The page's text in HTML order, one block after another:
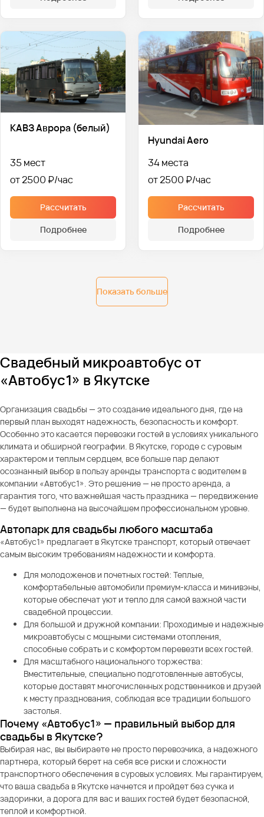
КАВЗ Аврора (белый)
35 мест
от 2500 ₽
Рассчитать
Подробнее
Hyundai Aero
34 места
от 2500 ₽
Рассчитать
Подробнее
Показать больше
Свадебный микроавтобус от
«Автобус1» в Якутске
Организация свадьбы — это создание идеального дня, где на
первый план выходят надежность, безопасность и комфорт.
Особенно это касается перевозки гостей в условиях уникального
климата и обширной географии. В Якутске, городе с суровым
характером и теплым сердцем, все больше пар делают
осознанный выбор в пользу аренды транспорта с водителем в
компании «Автобус1». Это решение — не просто аренда, а
гарантия того, что важнейшая часть праздника — передвижение
— будет выполнена на высочайшем профессиональном уровне.
Автопарк для свадьбы любого масштаба
«Автобус1» предлагает в Якутске транспорт, который отвечает
самым высоким требованиям надежности и комфорта.
Для молодоженов и почетных гостей: Теплые,
комфортабельные автомобили премиум-класса и минивэны,
которые обеспечат уют и тепло для самой важной части
свадебной процессии.
Для большой и дружной компании: Проходимые и надежные
микроавтобусы с мощными системами отопления,
способные собрать и с комфортом перевезти всех гостей.
Для масштабного национального торжества:
Вместительные, специально подготовленные автобусы,
которые доставят многочисленных родственников и друзей
к месту празднования, соблюдая все традиции большого
застолья.
Почему «Автобус1» — правильный выбор для
свадьбы в Якутске?
Выбирая нас, вы выбираете не просто перевозчика, а надежного
партнера, который берет на себя все риски и сложности
транспортного обеспечения в суровых условиях. Мы гарантируем,
что ваша свадьба в Якутске начнется и пройдет без сучка и
задоринки, а дорога для вас и ваших гостей будет безопасной,
теплой и комфортной.